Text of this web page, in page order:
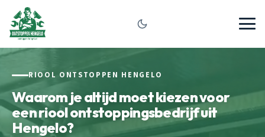
RIOOL ONTSTOPPEN HENGELO
Waarom je altijd moet kiezen voor
een riool ontstoppingsbedrijf uit
Hengelo?